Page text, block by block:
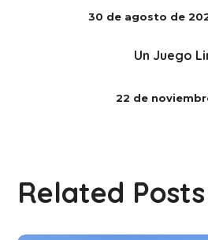
30 de agosto de
Un Juego
22 de
Related Posts